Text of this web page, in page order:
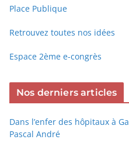
Place Publique
Retrouvez toutes nos idées
Espace 2ème e-congrès
Nos derniers articles
Dans l’enfer des hôpitaux à
Pascal André